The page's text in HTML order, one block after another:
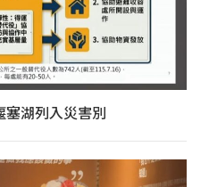
湖列入災害別